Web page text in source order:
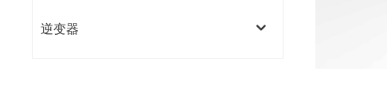
逆变器